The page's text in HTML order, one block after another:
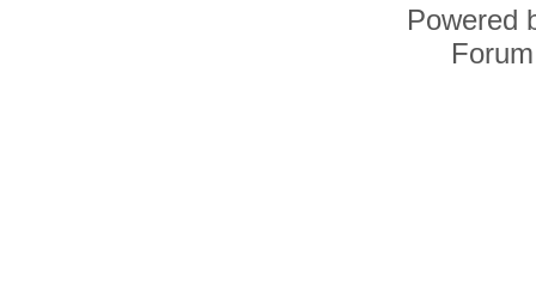
Powered